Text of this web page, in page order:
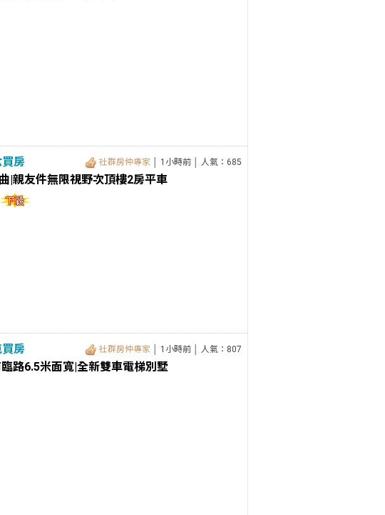
房 社群房仲專家 │ 1小時前 │ 人氣：685
|親友件無限視野次頂樓2房平車
房 社群房仲專家 │ 1小時前 │ 人氣：807
路6.5米面寬|全新雙車電梯別墅